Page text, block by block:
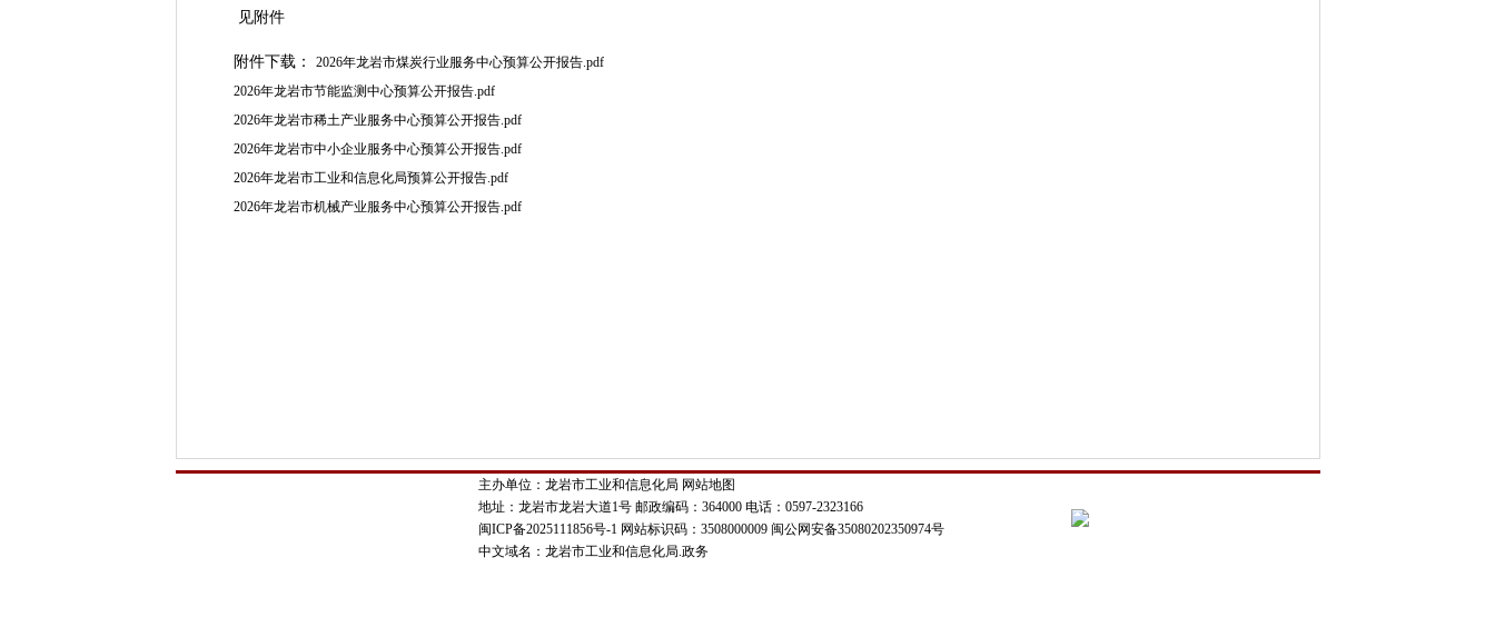
见附件
附件下载： 2026年龙岩市煤炭行业服务中心预算公开报告.pdf
2026年龙岩市节能监测中心预算公开报告.pdf
2026年龙岩市稀土产业服务中心预算公开报告.pdf
2026年龙岩市中小企业服务中心预算公开报告.pdf
2026年龙岩市工业和信息化局预算公开报告.pdf
2026年龙岩市机械产业服务中心预算公开报告.pdf